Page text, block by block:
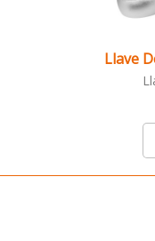
Llave